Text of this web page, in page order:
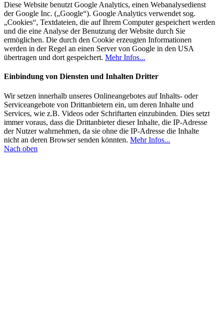
Diese Website benutzt Google Analytics, einen Webanalysedienst
der Google Inc. („Google“). Google Analytics verwendet sog.
„Cookies“, Textdateien, die auf Ihrem Computer gespeichert werden
und die eine Analyse der Benutzung der Website durch Sie
ermöglichen. Die durch den Cookie erzeugten Informationen
werden in der Regel an einen Server von Google in den USA
übertragen und dort gespeichert. Mehr Infos...
Einbindung von Diensten und Inhalten Dritter
Wir setzen innerhalb unseres Onlineangebotes auf Inhalts- oder
Serviceangebote von Drittanbietern ein, um deren Inhalte und
Services, wie z.B. Videos oder Schriftarten einzubinden. Dies setzt
immer voraus, dass die Drittanbieter dieser Inhalte, die IP-Adresse
der Nutzer wahrnehmen, da sie ohne die IP-Adresse die Inhalte
nicht an deren Browser senden könnten. Mehr Infos...
Nach oben